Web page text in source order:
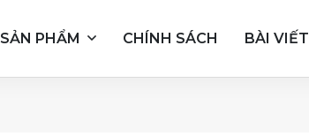
SẢN PHẨM CHÍNH SÁCH BÀI VIẾT